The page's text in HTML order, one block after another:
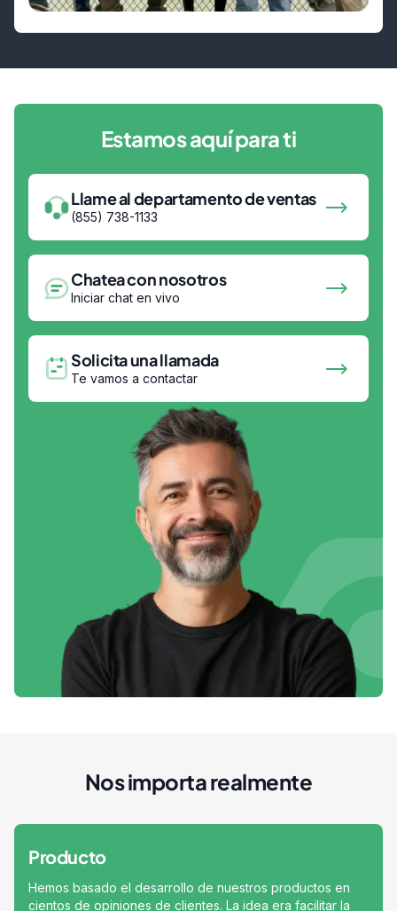
Estamos aquí para ti
Llame al departamento de ventas
(855) 738-1133
Chatea con nosotros
Iniciar chat en vivo
Solicita una llamada
Te vamos a contactar
Nos importa realmente
Producto
Hemos basado el desarrollo de nuestros productos en
cientos de opiniones de clientes. La idea era facilitar la